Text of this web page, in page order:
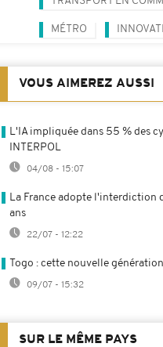
MÉTRO
VOUS AIMEREZ AUSSI
L'IA impliquée dans 55 % des
INTERPOL
04/08 - 15:07
La France adopte l'interdiction
ans
22/07 - 12:22
Togo : cette nouvelle
09/07 - 15:32
SUR LE MÊME PAYS